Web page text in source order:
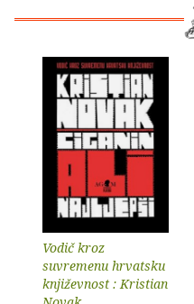
Vodič kroz
suvremenu hrvatsku
književnost : Kristian